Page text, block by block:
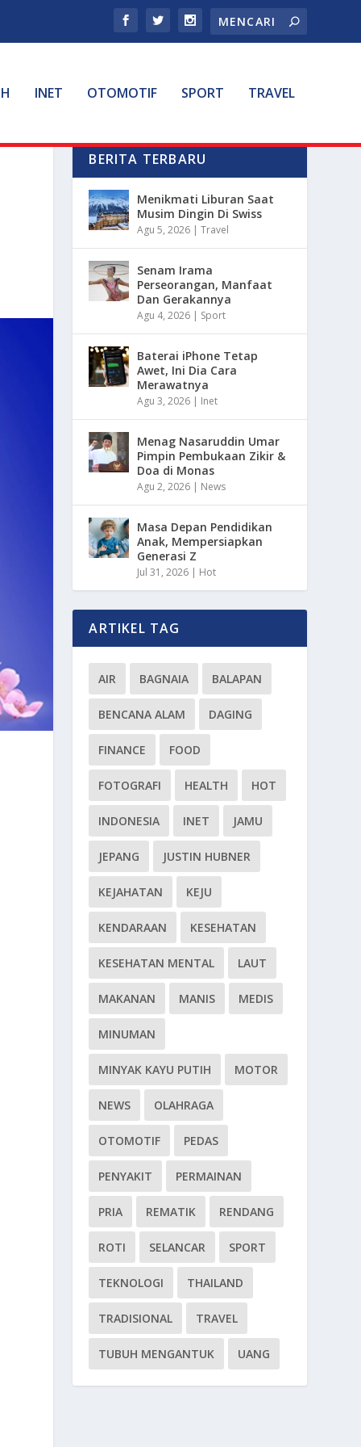
INET OTOMOTIF SPORT TRAVEL
BERITA TERBARU
Menikmati Liburan Saat
Musim Dingin Di Swiss
Agu 5, 2026 |Travel
Senam Irama
Perseorangan, Manfaat
Dan Gerakannya
Agu 4, 2026 | Sport
Baterai iPhone Tetap
Awet, Ini Dia Cara
Merawatnya
Agu 3, 2026 | Inet
Menag Nasaruddin Umar
Pimpin Pembukaan Zikir &
Doa di Monas
Agu 2, 2026 | News
Masa Depan Pendidikan
Anak, Mempersiapkan
Generasi Z
Jul 31, 2026 | Hot
ARTIKEL TAG
AIR BAGNAIA BALAPAN
BENCANA ALAM DAGING
FINANCE FOOD
FOTOGRAFI HEALTH HOT
INDONESIA INET JAMU
JEPANG JUSTIN HUBNER
KEJAHATAN KEJU
KENDARAAN KESEHATAN
KESEHATAN MENTAL LAUT
MAKANAN MANIS MEDIS
MINUMAN
MINYAK KAYU PUTIH MOTOR
NEWS OLAHRAGA
OTOMOTIF PEDAS
PENYAKIT PERMAINAN
PRIA REMATIK RENDANG
ROTI SELANCAR SPORT
TEKNOLOGI THAILAND
TRADISIONAL TRAVEL
TUBUH MENGANTUK UANG